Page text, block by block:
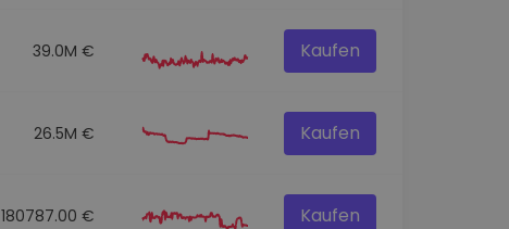
39.0M € Kaufen
26.5M € Kaufen
180787.00 € Kaufen